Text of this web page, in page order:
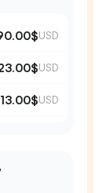
USD
USD
USD